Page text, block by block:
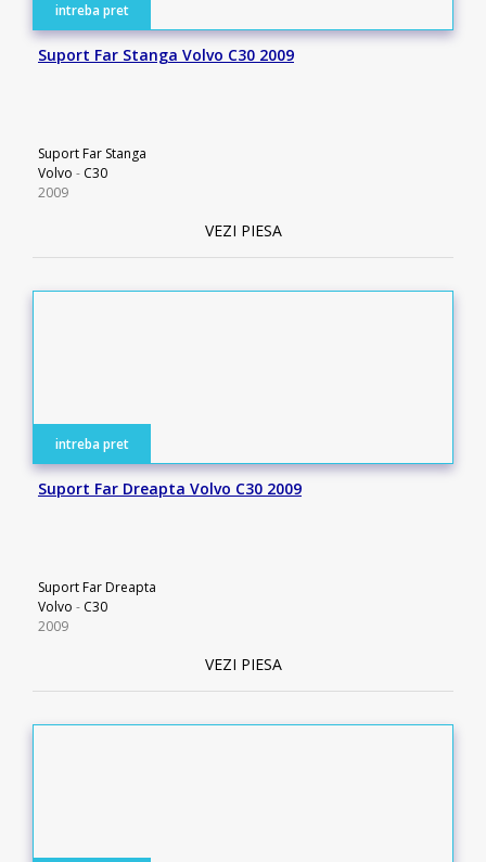
intreba pret
Suport Far Stanga Volvo C30 2009
Suport Far Stanga
Volvo - C30
2009
VEZI PIESA
intreba pret
Suport Far Dreapta Volvo C30 2009
Suport Far Dreapta
Volvo - C30
2009
VEZI PIESA